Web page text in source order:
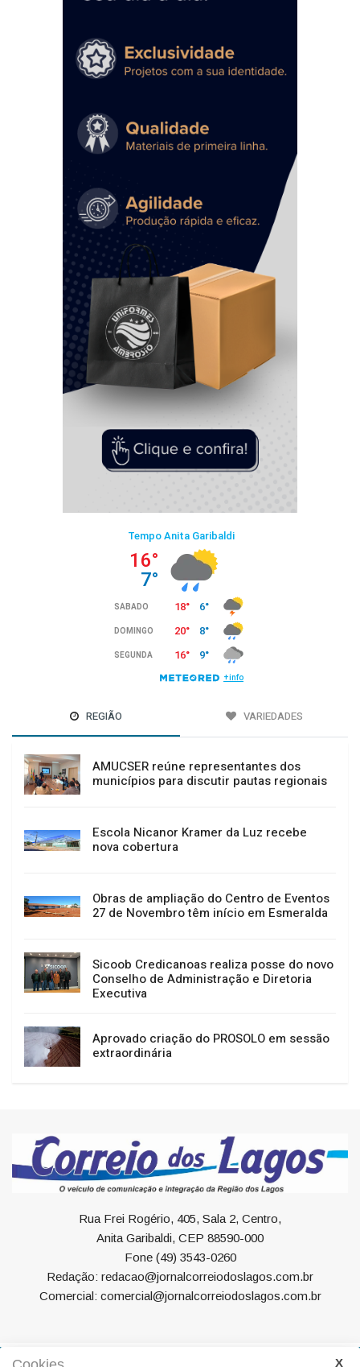
REGIÃO VARIEDADES
AMUCSER reúne representantes dos
municípios para discutir pautas regionais
Escola Nicanor Kramer da Luz recebe
nova cobertura
Obras de ampliação do Centro de Eventos
27 de Novembro têm início em Esmeralda
Sicoob Credicanoas realiza posse do novo
Conselho de Administração e Diretoria
Executiva
Aprovado criação do PROSOLO em sessão
extraordinária
Rua Frei Rogério, 405, Sala 2, Centro,
Anita Garibaldi, CEP 88590-000
Fone (49) 3543-0260
Redação: redacao@jornalcorreiodoslagos.com.br
Comercial: comercial@jornalcorreiodoslagos.com.br